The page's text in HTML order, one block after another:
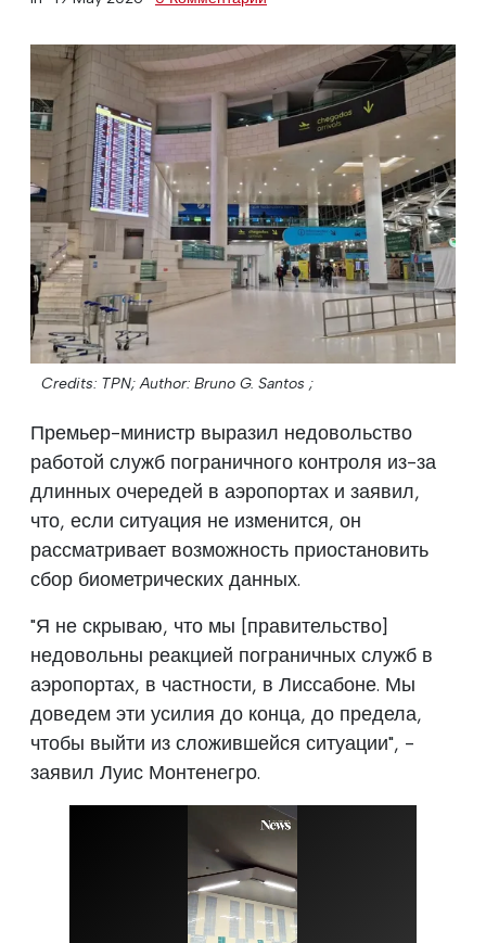
Credits: TPN; Author: Bruno G. Santos ;
Премьер-министр выразил недовольство
работой служб пограничного контроля из-за
длинных очередей в аэропортах и заявил,
что, если ситуация не изменится, он
рассматривает возможность приостановить
сбор биометрических данных.
"Я не скрываю, что мы [правительство]
недовольны реакцией пограничных служб в
аэропортах, в частности, в Лиссабоне. Мы
доведем эти усилия до конца, до предела,
чтобы выйти из сложившейся ситуации", -
заявил Луис Монтенегро.